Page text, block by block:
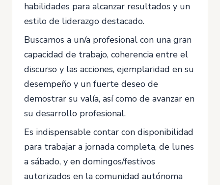
habilidades para alcanzar resultados y un
estilo de liderazgo destacado.
Buscamos a un/a profesional con una gran
capacidad de trabajo, coherencia entre el
discurso y las acciones, ejemplaridad en su
desempeño y un fuerte deseo de
demostrar su valía, así como de avanzar en
su desarrollo profesional.
Es indispensable contar con disponibilidad
para trabajar a jornada completa, de lunes
a sábado, y en domingos/festivos
autorizados en la comunidad autónoma